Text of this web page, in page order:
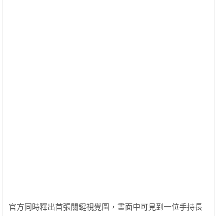
官方同時釋出首張關鍵視覺圖，畫面中可見到一位手持長